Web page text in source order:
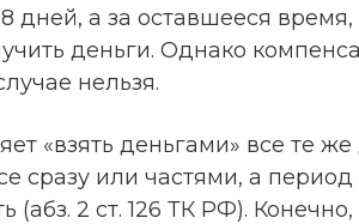
дней, а за оставшееся
деньги. Однако
нельзя.
«взять деньгами» все те
сразу или частями, а период
(абз. 2 ст. 126 ТК РФ).